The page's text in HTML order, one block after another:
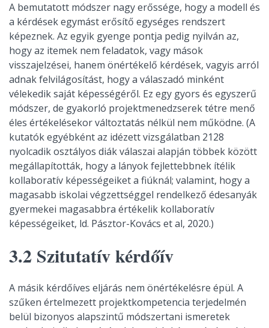
A bemutatott módszer nagy erőssége, hogy a modell és
a kérdések egymást erősítő egységes rendszert
képeznek. Az egyik gyenge pontja pedig nyilván az,
hogy az itemek nem feladatok, vagy mások
visszajelzései, hanem önértékelő kérdések, vagyis arról
adnak felvilágosítást, hogy a válaszadó minként
vélekedik saját képességéről. Ez egy gyors és egyszerű
módszer, de gyakorló projektmenedzserek tétre menő
éles értékelésekor változtatás nélkül nem működne. (A
kutatók egyébként az idézett vizsgálatban 2128
nyolcadik osztályos diák válaszai alapján többek között
megállapították, hogy a lányok fejlettebbnek ítélik
kollaboratív képességeiket a fiúknál; valamint, hogy a
magasabb iskolai végzettséggel rendelkező édesanyák
gyermekei magasabbra értékelik kollaboratív
képességeiket, ld. Pásztor-Kovács et al, 2020.)
3.2 Szitutatív kérdőív
A másik kérdőíves eljárás nem önértékelésre épül. A
szűken értelmezett projektkompetencia terjedelmén
belül bizonyos alapszintű módszertani ismeretek